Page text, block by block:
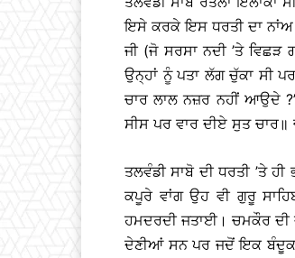
ਇਸੇ ਕਰਕੇ ਇਸ ਧਰਤੀ ਦਾ ਨਾਂਅ
ਜੀ (ਜੋ ਸਰਸਾ ਨਦੀ ’ਤੇ
ਉਨ੍ਹਾਂ ਨੂੰ ਪਤਾ ਲੱਗ ਚੁੱਕਾ ਸੀ
ਚਾਰ ਲਾਲ ਨਜ਼ਰ ਨਹੀਂ ਆਉਦੇ
ਸੀਸ ਪਰ ਵਾਰ ਦੀਏ ਸੁਤ ਚਾਰ॥
ਤਲਵੰਡੀ ਸਾਬੋ ਦੀ ਧਰਤੀ ’ਤੇ
ਕਪੂਰੇ ਵਾਂਗ ਉਹ ਵੀ ਗੁਰੂ
ਹਮਦਰਦੀ ਜਤਾਈ। ਚਮਕੌਰ ਦੀ
ਦੇਣੀਆਂ ਸਨ ਪਰ ਜਦੋਂ ਇਕ ਬੰਦੂਕ